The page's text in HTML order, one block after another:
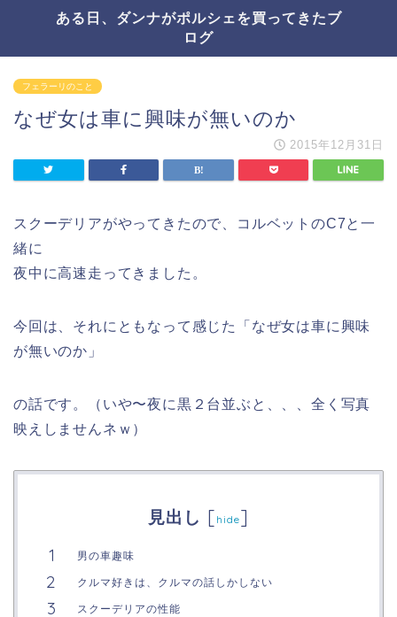
ある日、ダンナがポルシェを買ってきたブ
ログ
フェラーリのこと
なぜ女は車に興味が無いのか
2015年12月31日
スクーデリアがやってきたので、コルベットのC7と一
緒に
夜中に高速走ってきました。
今回は、それにともなって感じた「なぜ女は車に興味
が無いのか」
の話です。（いや〜夜に黒２台並ぶと、、、全く写真
映えしませんネｗ）
見出し [ hide]
男の車趣味
クルマ好きは、クルマの話しかしない
スクーデリアの性能